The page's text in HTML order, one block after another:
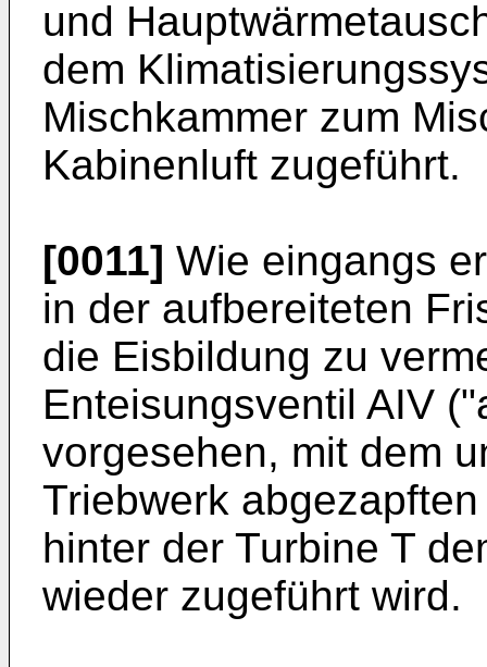
und
dem
Mischkammer zum
Kabinenluft zugeführt.
[0011] Wie eingangs
in der aufbereiteten
die Eisbildung zu
Enteisungsventil AIV
vorgesehen, mit dem
Triebwerk
hinter der Turbine T
wieder zugeführt wird.